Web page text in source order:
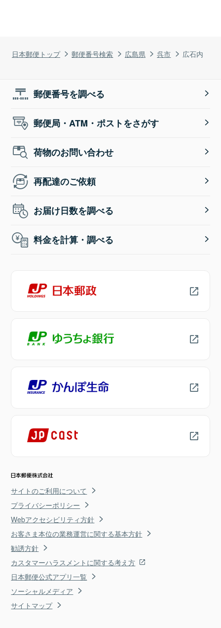
日本郵便トップ 郵便番号検索 広島県 呉市 広石内
郵便番号を調べる
郵便局・ATM・ポストをさがす
荷物のお問い合わせ
再配達のご依頼
お届け日数を調べる
料金を計算・調べる
サイトのご利用について
プライバシーポリシー
Webアクセシビリティ方針
お客さま本位の業務運営に関する基本方針
勧誘方針
カスタマーハラスメントに関する考え方
日本郵便公式アプリ一覧
ソーシャルメディア
サイトマップ